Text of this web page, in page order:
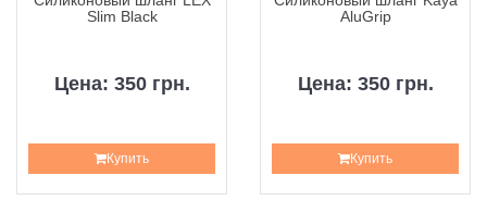
Slim Black
Цена: 350 грн.
Купить
AluGrip
Цена: 350 грн.
Купить